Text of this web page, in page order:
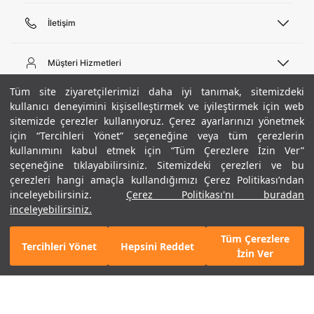
Tüm site ziyaretçilerimizi daha iyi tanımak, sitemizdeki
kullanıcı deneyimini kişiselleştirmek ve iyileştirmek için web
sitemizde çerezler kullanıyoruz. Çerez ayarlarınızı yönetmek
için “Tercihleri Yönet” seçeneğine veya tüm çerezlerin
kullanımını kabul etmek için “Tüm Çerezlere İzin Ver”
seçeneğine tıklayabilirsiniz. Sitemizdeki çerezleri ve bu
çerezleri hangi amaçla kullandığımızı Çerez Politikası’ndan
inceleyebilirsiniz.
Çerez Politikası'nı buradan
inceleyebilirsiniz.
Tercihleri Yönet Hepsini Reddet
Tüm Çerezlere
İzin Ver
+ 20 Renk
1.990 TL
%30
SEPETE EKLE
İletişim
444 02 00
Pazartesi - Cuma 09:00 - 18:00
E-posta
bilgi@underarmour.com
Müşteri Hizmetleri
Sipariş Sorgulama
Bize Ulaşın
Teslimat Bilgileri
İşlem Rehberi
İade ve Değişimler
Sıkça Sorulan Sorular
Beden Rehberi
Site Haritası
Hakkımızda
Ticari Bilgiler
Hükümler ve Koşullar
Gizlilik Politikası
Çerez Politikası
Kariyer
ETBİS
UA Sosyal Medya
Instagram
Facebook
Twitter
Popüler Kategoriler
Erkek Basketbol Ayakkabısı
Çocuk Basketbol Ayakkabısı
Erkek Eşofman
Kadın Tayt